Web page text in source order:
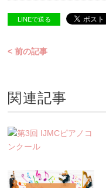
LINEで送る
< 前の記事
関連記事